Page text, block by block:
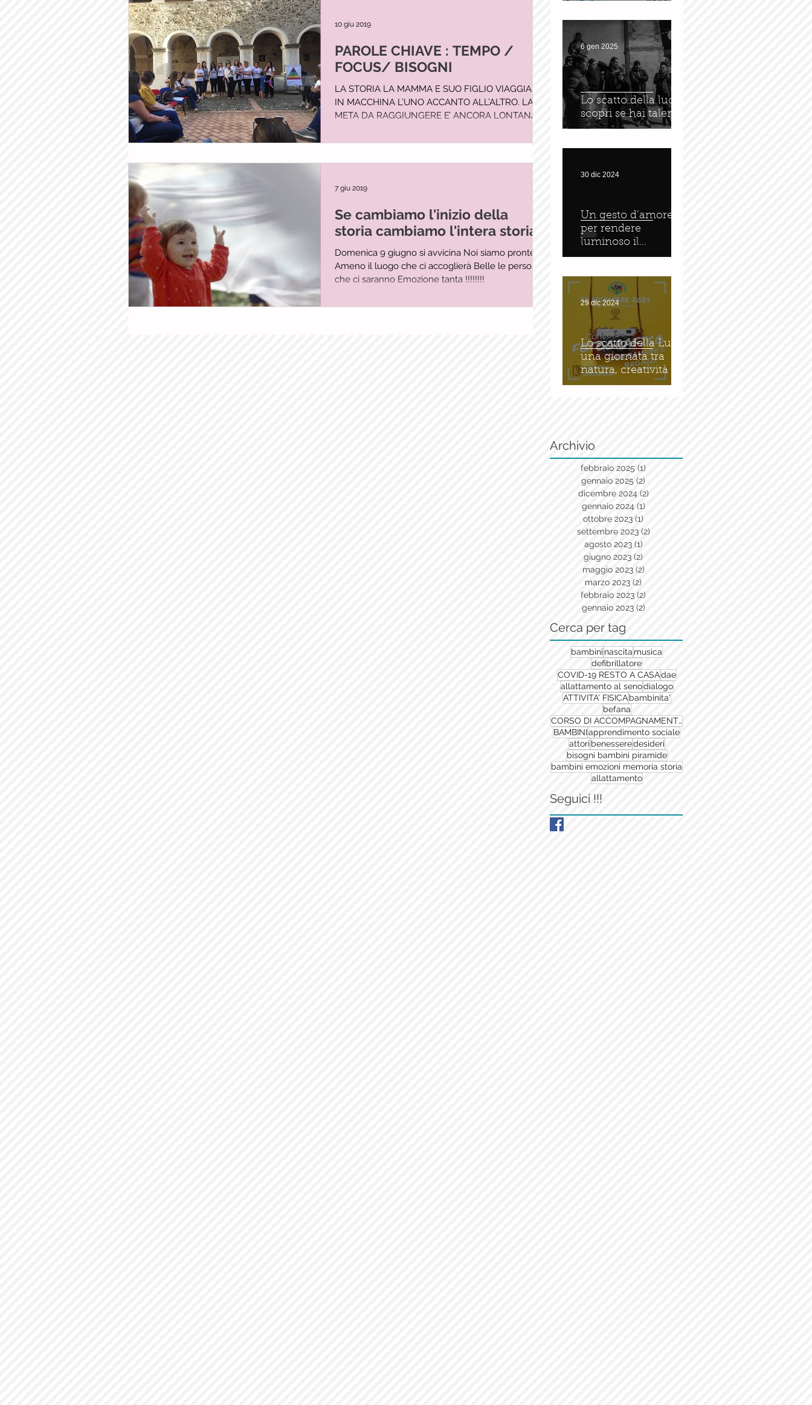
PAROLE CHIAVE : TEMPO /
FOCUS/ BISOGNI
LA STORIA LA MAMMA E SUO FIGLIO VIAGGIANO
IN MACCHINA L’UNO ACCANTO ALL’ALTRO. LA
META DA RAGGIUNGERE E’ ANCORA LONTANA
10 giu 2019
Se cambiamo l'inizio della
storia cambiamo l'intera storia
Domenica 9 giugno si avvicina Noi siamo pronte
Ameno il luogo che ci accoglierà Belle le persone
che ci saranno Emozione tanta !!!!!!!!
7 giu 2019
Lo scatto della luce :
scopri se hai talento
6 gen 2025
Un gesto d’amore
per rendere
luminoso il
tramonto
30 dic 2024
Lo scatto della Luce:
una giornata tra
natura, creatività e
bellezza
29 dic 2024
Archivio
febbraio 2025 (1)
gennaio 2025 (2)
dicembre 2024 (2)2 post
gennaio 2024 (1)1 post
ottobre 2023 (1)
settembre 2023 (2)2 post
agosto 2023 (1)
giugno 2023 (2)
maggio 2023 (2)
marzo 2023 (2)
febbraio 2023 (2)
gennaio 2023 (2)
Cerca per tag
bambini nascita musica
defibrillatore
COVID-19 RESTO A CASAdae
allattamento al senodialogo
ATTIVITA' FISICA bambinita'
befana
CORSO DI ACCOMPAGNAMENTO ALLA NASCITA
BAMBINIapprendimento sociale
attori benesseredesideri
bisogni bambini piramide
bambini emozioni memoria storia
allattamento
Seguici !!!